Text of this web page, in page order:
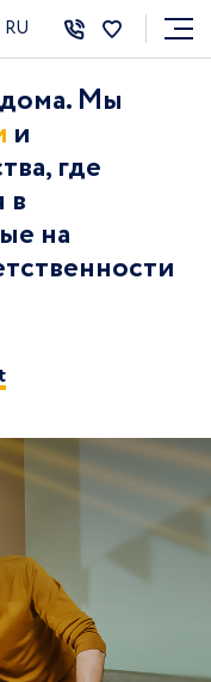
Мы
и
где
в
на
RU